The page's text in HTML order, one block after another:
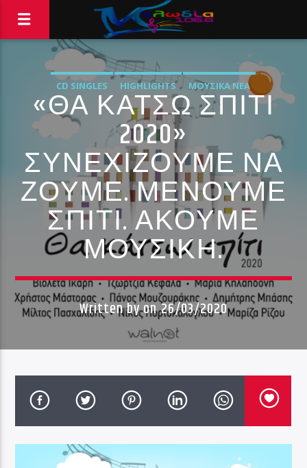
CD SINGLES HIGHLIGHTS ΜΟΥΣΙΚΆ ΝΈΑ
«ΘΑ ΚΑΤΣΩ ΣΠΙΤΙ
2020»
ΣΥΝΕΧΙΖΟΥΜΕ ΝΑ
ΖΟΥΜΕ. ΜΕΝΟΥΜΕ
ΣΠΙΤΙ. ΑΚΟΥΜΕ
ΜΟΥΣΙΚΗ.
Written byon 26/03/2020